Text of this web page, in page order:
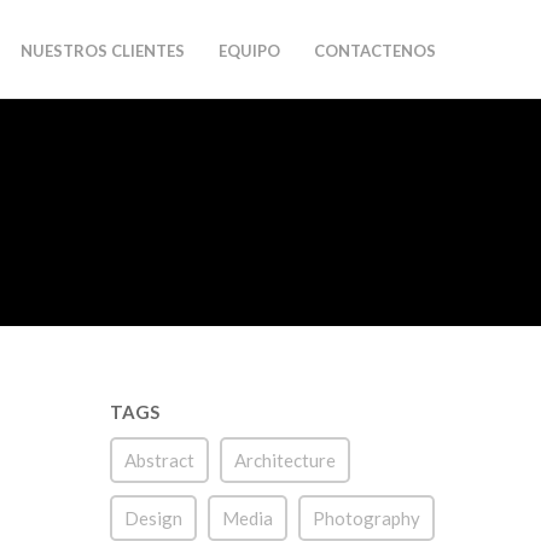
NUESTROS CLIENTES EQUIPO CONTACTENOS
TAGS
Abstract Architecture
Design Media Photography